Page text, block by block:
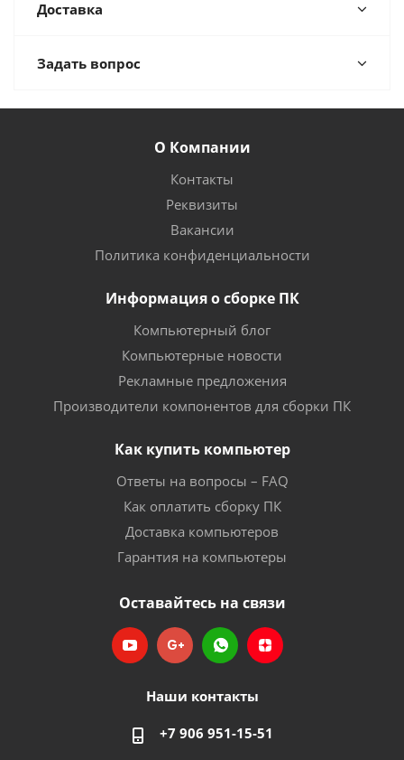
Доставка
Задать вопрос
О Компании
Контакты
Реквизиты
Вакансии
Политика конфиденциальности
Информация о сборке ПК
Компьютерный блог
Компьютерные новости
Рекламные предложения
Производители компонентов для сборки ПК
Как купить компьютер
Ответы на вопросы – FAQ
Как оплатить сборку ПК
Доставка компьютеров
Гарантия на компьютеры
Оставайтесь на связи
Наши контакты
+7 906 951-15-51